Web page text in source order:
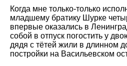
Когда мне только-только
младшему братику Шурке
впервые оказались в
собой в отпуск погостить у
дядя с тётей жили в длинном
постройки на Васильевском